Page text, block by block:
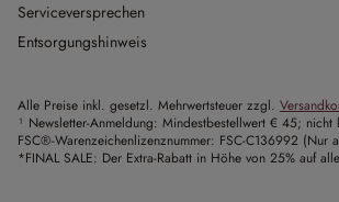
Serviceversprechen
Entsorgungshinweis
Alle Preise inkl. gesetzl. Mehrwertsteuer zzgl.
¹ Newsletter-Anmeldung: Mindestbestellwert € 45;
FSC®-Warenzeichenlizenznummer: FSC-C136992 (Nur
*FINAL SALE: Der Extra-Rabatt in Höhe von 25% auf